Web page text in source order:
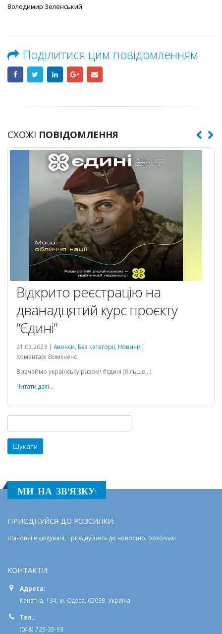
Володимир Зеленський.
Поділитися цим повідомленням
СХОЖІ ПОВІДОМЛЕННЯ
Відкрито реєстрацію на
дванадцятий курс проєкту
“Єдині”
21.03.2023 | Анонси Без категорії Новини |
Коментарі Вимкнено
реєстрацію
курс
проєкту
Вивчаймо українську разом! #єдині (більше…)
Читати далі...
МИ НА ЗВ'ЯЗКУ:
ПРИЄДНУЙСЯ ДО РОЗСИЛКИ:
Шановні відвідувачі, приєднуйтесь до новостної розсилки
КОНТАКТИ:
Адреса:
Канатна, 134, м. Одеса, 65039, Україна
Тел.:
(048) 725-35-93